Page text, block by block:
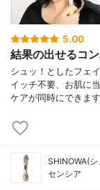
5.00
結果の出せるコ
シュッ！としたフェ
イッチ不要、お肌に
ケアが同時にできま
SHINOWA(シ
センシア